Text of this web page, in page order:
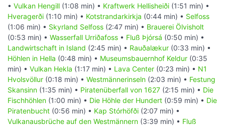
• Vulkan Hengill (1:08 min) • Kraftwerk Hellisheiði (1:51 min) •
Hveragerði (1:10 min) • Kotstrandarkirkja (0:44 min) • Selfoss
(1:06 min) • Skyrland Selfoss (2:47 min) • Brauerei Ölvisholt
(0:53 min) • Wasserfall Urriðafoss • Fluß Þjórsá (0:50 min) •
Landwirtschaft in Island (2:45 min) • Rauðalækur (0:33 min) •
Höhlen in Hella (0:48 min) • Museumsbauernhof Keldur (0:35
min) • Vulkan Hekla (1:17 min) • Lava Center (0:23 min) • N1
Hvolsvöllur (0:18 min) • Westmännerinseln (2:03 min) • Festung
Skansinn (1:35 min) • Piratenüberfall von 1627 (2:15 min) • Die
Fischhöhlen (1:00 min) • Die Höhle der Hundert (0:59 min) • Die
Piratenbucht (0:56 min) • Kap Stórhöfði (2:07 min) •
Vulkanausbrüche auf den Westmännern (3:39 min) • Fluß